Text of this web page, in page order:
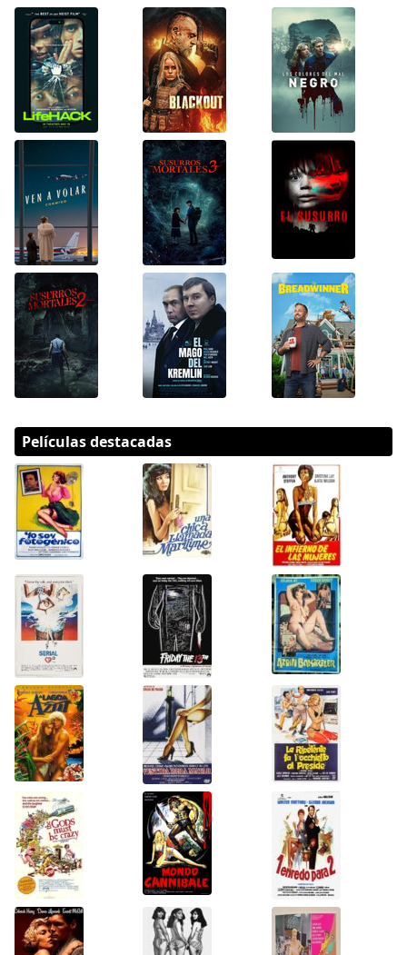
Películas destacadas